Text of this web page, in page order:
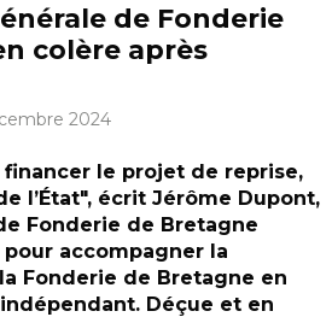
de Fonderie
colère après
2024
le projet de reprise,
l’État", écrit Jérôme Dupont,
Fonderie de Bretagne
accompagner la
Fonderie de Bretagne en
Déçue et en